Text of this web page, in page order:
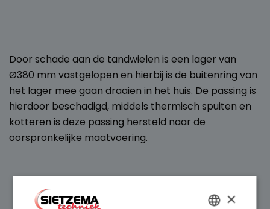
Door schade aan de tandwielen is een lager van
Ø380 mm vastgelopen en hierbij is de buitenring van
het lager mee gaan draaien in het huis. De passing is
hierdoor beschadigd, middels thermisch spuiten en
kotteren is deze passing hersteld naar de
oorspronkelijke maatvoering.
×